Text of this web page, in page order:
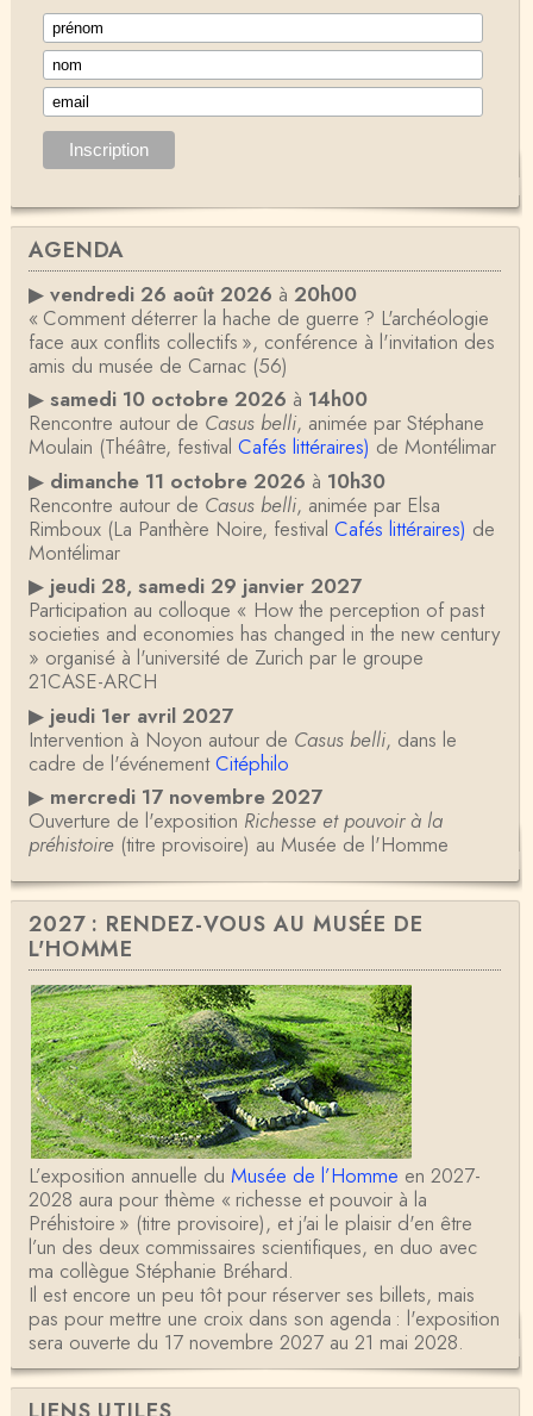
AGENDA
▶ vendredi 26 août 2026 à 20h00
« Comment déterrer la hache de guerre ? L'archéologie
face aux conflits collectifs », conférence à l'invitation des
amis du musée de Carnac (56)
▶ samedi 10 octobre 2026 à 14h00
Rencontre autour de Casus belli, animée par Stéphane
Moulain (Théâtre, festival Cafés littéraires) de Montélimar
▶ dimanche 11 octobre 2026 à 10h30
Rencontre autour de Casus belli, animée par Elsa
Rimboux (La Panthère Noire, festival Cafés littéraires) de
Montélimar
▶ jeudi 28, samedi 29 janvier 2027
Participation au colloque « How the perception of past
societies and economies has changed in the new century
» organisé à l'université de Zurich par le groupe
21CASE-ARCH
▶ jeudi 1er avril 2027
Intervention à Noyon autour de Casus belli, dans le
cadre de l'événementCitéphilo
▶ mercredi 17 novembre 2027
Ouverture de l'exposition Richesse et pouvoir à la
préhistoire(titre provisoire) au Musée de l'Homme
2027 : RENDEZ-VOUS AU MUSÉE DE
L'HOMME
L’exposition annuelle du Musée de l’Homme en 2027-
2028 aura pour thème « richesse et pouvoir à la
Préhistoire » (titre provisoire), et j'ai le plaisir d'en être
l’un des deux commissaires scientifiques, en duo avec
ma collègue Stéphanie Bréhard.
Il est encore un peu tôt pour réserver ses billets, mais
pas pour mettre une croix dans son agenda : l'exposition
sera ouverte du 17 novembre 2027 au 21 mai 2028.